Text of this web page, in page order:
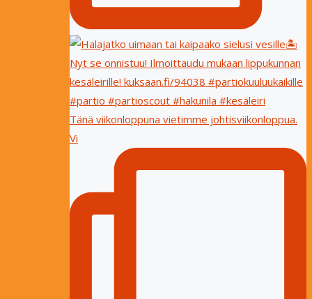
Tänä viikonloppuna vietimme johtisviikonloppua.
Vi